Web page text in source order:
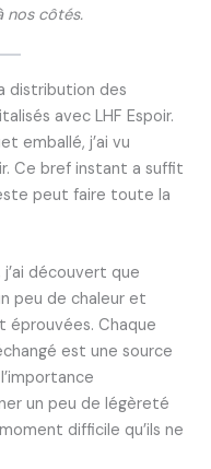
nos côtés.
distribution des
avec LHF Espoir.
emballé, j’ai vu
Ce bref instant a suffit
peut faire toute la
découvert que
peu de chaleur et
éprouvées. Chaque
est une source
un peu de légèreté
difficile qu’ils ne